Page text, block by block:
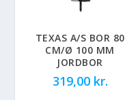
TEXAS A/S BOR 80
CM/Ø 100 MM
JORDBOR
319,00 kr.